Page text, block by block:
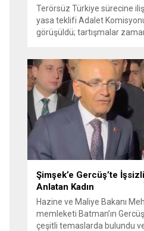
Terörsüz Türkiye sürecine
yasa teklifi Adalet
görüşüldü; tartışmalar
milletvekilleri arasında sözlü
yaşandı, daha sonra fiziksel
Görüşme sırasında İyi Parti
milletvekilleri arasında söz
başladı; taraflar birbirlerini
eleştirdi. Tartışma...
Şimşek’e Gercüş’te
Anlatan Kadın
Hazine ve Maliye Bakanı
memleketi Batman’ın
çeşitli temaslarda bulundu